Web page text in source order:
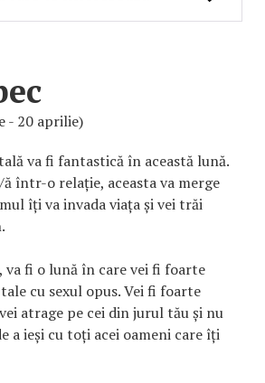
- 20 aprilie)
va fi fantastică în această lună.
într-o relație, aceasta va merge
îți va invada viața și vei trăi
va fi o lună în care vei fi foarte
cu sexul opus. Vei fi foarte
atrage pe cei din jurul tău și nu
a ieși cu toți acei oameni care îți